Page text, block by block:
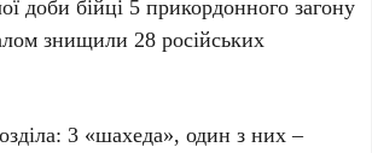
знищили 28 російських
3 «шахеда», один з них –